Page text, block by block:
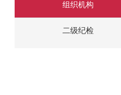
组织机构
二级纪检